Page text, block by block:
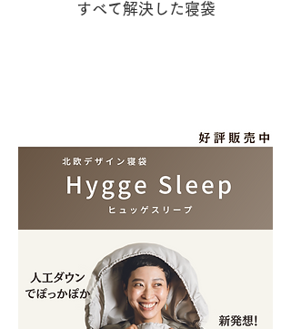
​すべて解決した寝袋